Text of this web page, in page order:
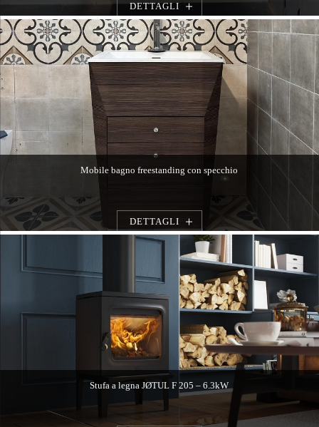
DETTAGLI
Mobile bagno freestanding con specchio
DETTAGLI
Stufa a legna JØTUL F 205 – 6.3kW